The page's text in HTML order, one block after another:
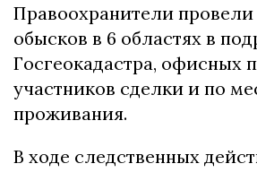
Правоохранители провели
обысков в 6 областях в
Госгеокадастра, офисных
участников сделки и по
проживания.
В ходе следственных